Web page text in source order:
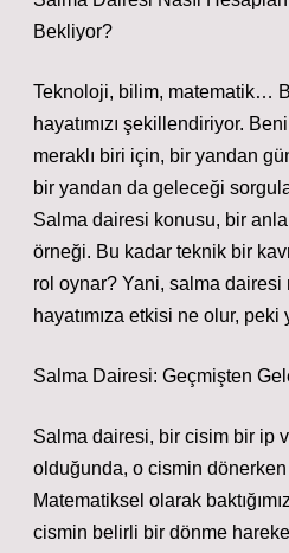
Bekliyor?
Teknoloji, bilim, matematik…
hayatımızı şekillendiriyor.
meraklı biri için, bir yandan
bir yandan da geleceği
Salma dairesi konusu, bir
örneği. Bu kadar teknik bir
rol oynar? Yani, salma dairesi
hayatımıza etkisi ne olur, peki
Salma Dairesi: Geçmişten
Salma dairesi, bir cisim bir ip
olduğunda, o cismin
Matematiksel olarak
cismin belirli bir dönme